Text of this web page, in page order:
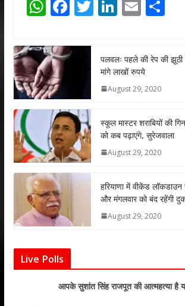
W
at
s
A
p
p
F
e
b
o
k
T
er
Li
e
dI
n
E
l
S
e
पलवलः पहले की रेप की
मांगे लाखों रुपये
August 29, 2020
स्कूल मास्टर शराबियों की
को कब पढ़ाएंगे, सुरेजवाला
August 29, 2020
हरियाणा में वीकेंड
और मंगलवार को बंद रहेंगी
August 29, 2020
Live Polls
आपके सुशांत सिंह राजपूत की आत्महत्या है